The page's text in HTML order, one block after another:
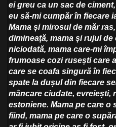
ei greu ca un sac de
eu să-mi cumpăr în fiecare
Mama și mirosul de măr
dimineață, mama și rujul
niciodată, mama care-mi
frumoase cozi rusești care
care se coafa singură în
spate la dușul din fiecare
mâncare ciudate, evreiești,
estoniene. Mama pe care o
fiind, mama pe care o